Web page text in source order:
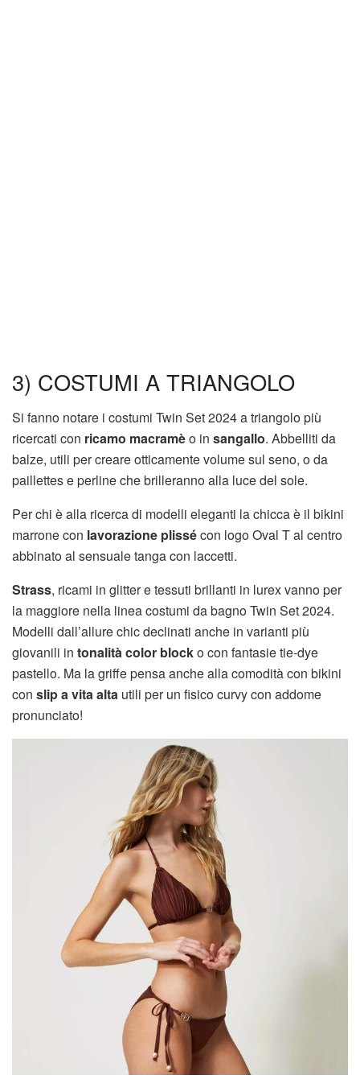
3) COSTUMI A TRIANGOLO
Si fanno notare i costumi Twin Set 2024 a triangolo più
ricercati con ricamo macramèo in sangallo. Abbelliti da
balze, utili per creare otticamente volume sul seno, o da
paillettes e perline che brilleranno alla luce del sole.
Per chi è alla ricerca di modelli eleganti la chicca è il bikini
marrone con lavorazione plissécon logo Oval T al centro
abbinato al sensuale tanga con laccetti.
Strass, ricami in glitter e tessuti brillanti in lurex vanno per
la maggiore nella linea costumi da bagno Twin Set 2024.
Modelli dall’allure chic declinati anche in varianti più
giovanili in tonalità color blocko con fantasie tie-dye
pastello. Ma la griffe pensa anche alla comodità con bikini
con slip a vita alta utili per un fisico curvy con addome
pronunciato!